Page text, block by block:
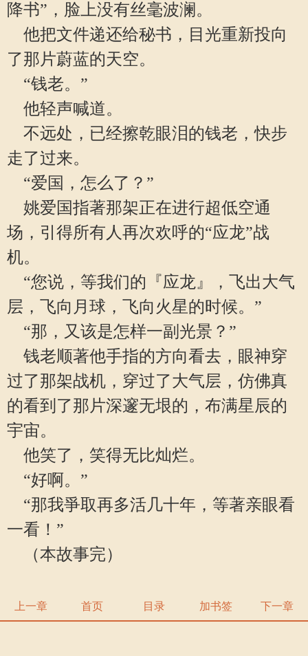
降书”，脸上没有丝毫波澜。
他把文件递还给秘书，目光重新投向
了那片蔚蓝的天空。
“钱老。”
他轻声喊道。
不远处，已经擦乾眼泪的钱老，快步
走了过来。
“爱国，怎么了？”
姚爱国指著那架正在进行超低空通
场，引得所有人再次欢呼的“应龙”战
机。
“您说，等我们的『应龙』，飞出大气
层，飞向月球，飞向火星的时候。”
“那，又该是怎样一副光景？”
钱老顺著他手指的方向看去，眼神穿
过了那架战机，穿过了大气层，仿佛真
的看到了那片深邃无垠的，布满星辰的
宇宙。
他笑了，笑得无比灿烂。
“好啊。”
“那我爭取再多活几十年，等著亲眼看
一看！”
（本故事完）
上一章 首页 目录 加书签 下一章